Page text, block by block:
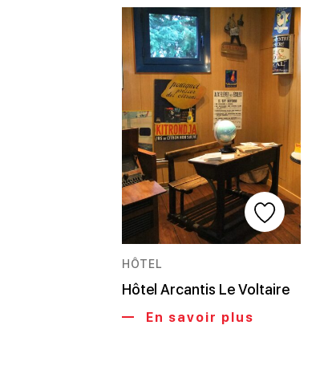
HÔTEL
Hôtel Arcantis Le Voltaire
En savoir plus